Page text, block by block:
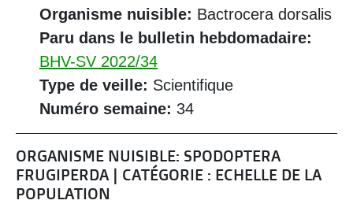
Organisme nuisible: Bactrocera dorsalis
Paru dans le bulletin hebdomadaire:
BHV-SV 2022/34
Type de veille: Scientifique
Numéro semaine: 34
ORGANISME NUISIBLE: SPODOPTERA
FRUGIPERDA | CATÉGORIE : ECHELLE DE LA
POPULATION